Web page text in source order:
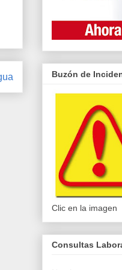
Buzón de
Clic en la imagen
Consultas